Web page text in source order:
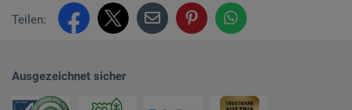
Teilen:
Ausgezeichnet sicher